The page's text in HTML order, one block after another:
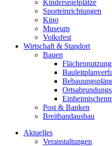
Kinderspielplätze
Sporteinrichtungen
Kino
Museum
Volksfest
Wirtschaft & Standort
Bauen
Post & Banken
Breitbandausbau
Aktuelles
Veranstaltungen